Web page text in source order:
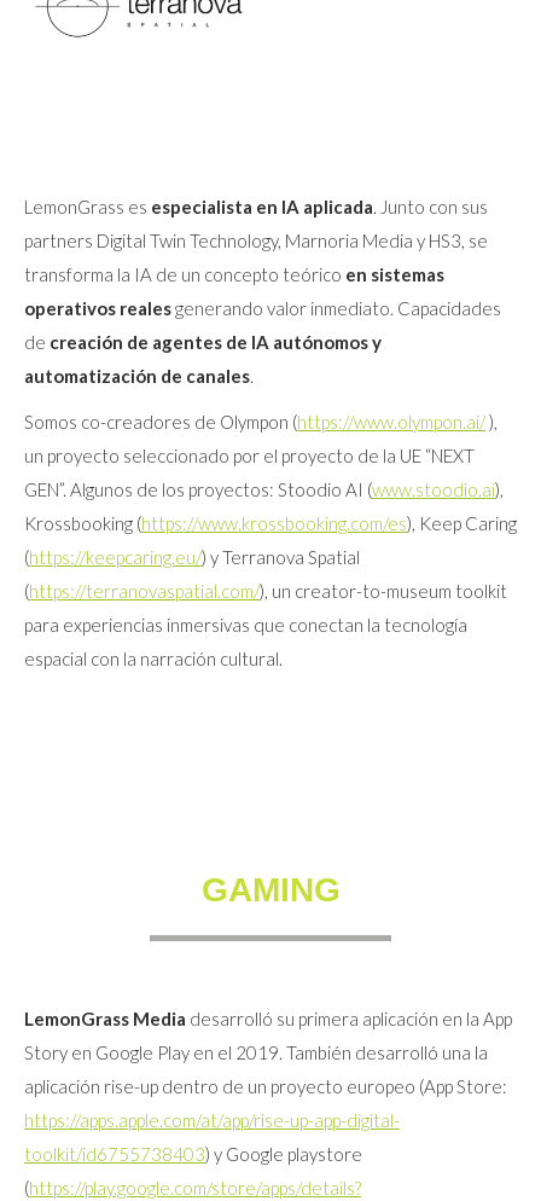
LemonGrass es especialista en IA aplicada. Junto con sus
partners Digital Twin Technology, Marnoria Media y HS3, se
transforma la IA de un concepto teórico en sistemas
operativos realesgenerando valor inmediato. Capacidades
de creación de agentes de IA autónomos y
automatización de canales.
Somos co-creadores de Olympon (https://www.olympon.ai/),
un proyecto seleccionado por el proyecto de la UE “NEXT
GEN”. Algunos de los proyectos: Stoodio AI (www.stoodio.ai),
Krossbooking (https://www.krossbooking.com/es), Keep Caring
(https://keepcaring.eu/) y Terranova Spatial
(https://terranovaspatial.com/), un creator-to-museum toolkit
para experiencias inmersivas que conectan la tecnología
espacial con la narración cultural.
GAMING
LemonGrass Media desarrolló su primera aplicación en la App
Story en Google Play en el 2019. También desarrolló una la
aplicación rise-up dentro de un proyecto europeo (App Store:
https://apps.apple.com/at/app/rise-up-app-digital-
toolkit/id6755738403) y Google playstore
(https://play.google.com/store/apps/details?